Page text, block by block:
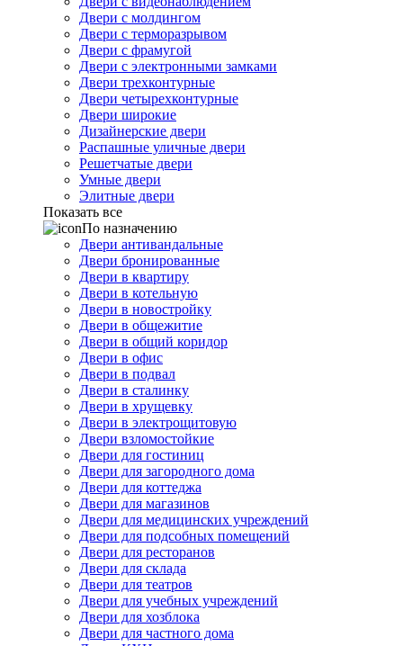
Двери с молдингом
Двери с терморазрывом
Двери с фрамугой
Двери с электронными замками
Двери трехконтурные
Двери четырехконтурные
Двери широкие
Дизайнерские двери
Распашные уличные двери
Решетчатые двери
Умные двери
Элитные двери
Показать все
По назначению
Двери антивандальные
Двери бронированные
Двери в квартиру
Двери в котельную
Двери в новостройку
Двери в общежитие
Двери в общий коридор
Двери в офис
Двери в подвал
Двери в сталинку
Двери в хрущевку
Двери в электрощитовую
Двери взломостойкие
Двери для гостиниц
Двери для загородного дома
Двери для коттеджа
Двери для магазинов
Двери для медицинских учреждений
Двери для подсобных помещений
Двери для ресторанов
Двери для склада
Двери для театров
Двери для учебных учреждений
Двери для хозблока
Двери для частного дома